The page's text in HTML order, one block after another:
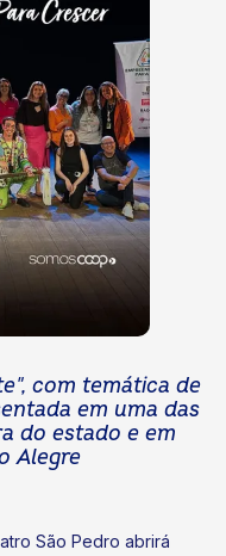
com temática de
em uma das
do estado e em
Alegre
São Pedro abrirá